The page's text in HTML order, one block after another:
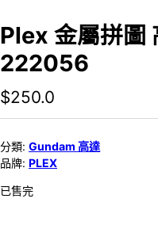
Plex 金屬拼圖
222056
$250.0
分類: Gundam 高達
品牌: PLEX
已售完